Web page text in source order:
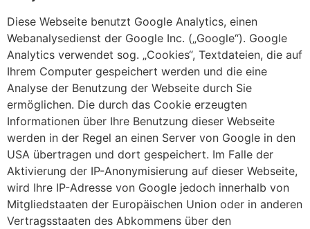
Diese Webseite benutzt Google Analytics, einen
Webanalysedienst der Google Inc. („Google“). Google
Analytics verwendet sog. „Cookies“, Textdateien, die auf
Ihrem Computer gespeichert werden und die eine
Analyse der Benutzung der Webseite durch Sie
ermöglichen. Die durch das Cookie erzeugten
Informationen über Ihre Benutzung dieser Webseite
werden in der Regel an einen Server von Google in den
USA übertragen und dort gespeichert. Im Falle der
Aktivierung der IP-Anonymisierung auf dieser Webseite,
wird Ihre IP-Adresse von Google jedoch innerhalb von
Mitgliedstaaten der Europäischen Union oder in anderen
Vertragsstaaten des Abkommens über den